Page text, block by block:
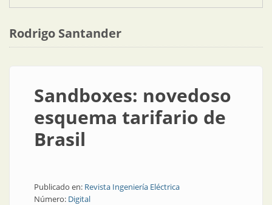
Rodrigo Santander
Sandboxes: novedoso
esquema tarifario de
Brasil
Publicado en: Revista Ingeniería Eléctrica
Número: Digital